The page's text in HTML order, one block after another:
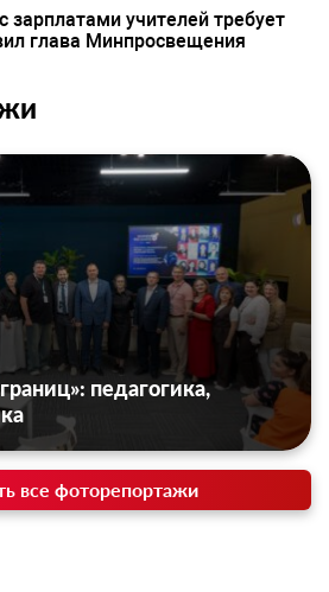
учителей требует
глава Минпросвещения
педагогика,
все фоторепортажи